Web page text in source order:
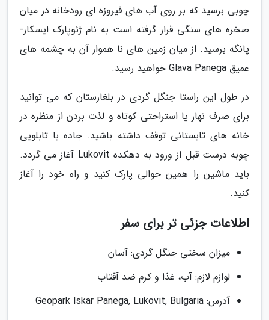
چوبی برسید که بر روی آب های فیروزه ای رودخانه در میان
صخره های سنگی قرار گرفته است به نام ژئوپارک ایسکار-
پانگه برسید. از میان زمین های نا هموار آن به چشمه های
عمیق Glava Panega خواهید رسید.
در طول این راستا جنگل گردی در بلغارستان که می توانید
برای صرف نهار یا استراحتی کوتاه و لذت بردن از منظره در
خانه های تابستانی توقف داشته باشید. جاده با تابلویی
چوبه درست قبل از ورود به دهکده Lukovit آغاز می گردد.
باید ماشین را همین حوالی پارک کنید و راه خود را آغاز
کنید.
اطلاعات جزئی تر برای سفر
میزان سختی جنگل گردی: آسان
لوازم لازم: آب، غذا و کرم ضد آفتاب
آدرس: Geopark Iskar Panega, Lukovit, Bulgaria